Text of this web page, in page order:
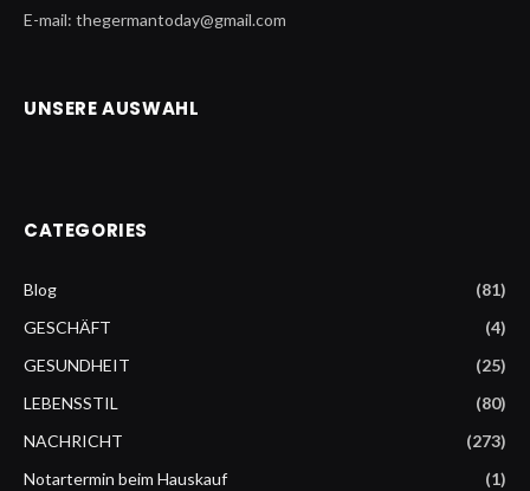
E-mail: thegermantoday@gmail.com
UNSERE AUSWAHL
CATEGORIES
Blog
(81)
GESCHÄFT
(4)
GESUNDHEIT
(25)
LEBENSSTIL
(80)
NACHRICHT
(273)
Notartermin beim Hauskauf
(1)